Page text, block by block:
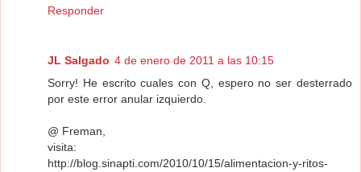
Responder
JL Salgado 4 de enero de 2011 a las 10:15
Sorry! He escrito cuales con Q, espero no ser desterrado
por este error anular izquierdo.
@ Freman,
visita:
http://blog.sinapti.com/2010/10/15/alimentacion-y-ritos-